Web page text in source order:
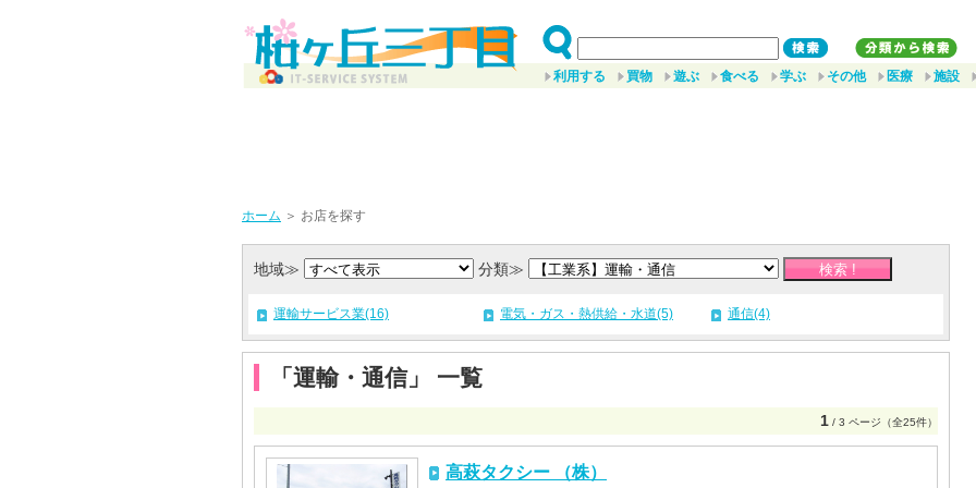
利用する 買物 遊ぶ 食べる 学ぶ その他 医療 施設
ホーム ＞ お店を探す
地域≫ 分類≫
運輸サービス業(16) 電気・ガス・熱供給・水道(5) 通信(4)
「運輸・通信」 一覧
1 / 3 ページ（全25件）
高萩タクシー （株）